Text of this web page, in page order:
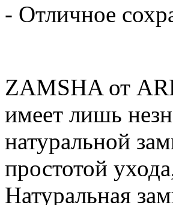
- Отличное
ZAMSHA от
имеет лишь
натуральной
простотой
Натуральная